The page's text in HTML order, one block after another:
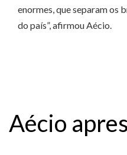
enormes, que separam os
do país”, afirmou Aécio.
Aécio